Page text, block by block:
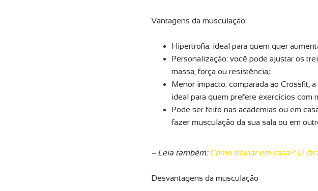
Vantagens da musculação:
Hipertrofia: ideal para quem quer
Personalização: você pode ajustar os
massa, força ou resistência;
Menor impacto: comparada ao Crossfit,
ideal para quem prefere exercícios com
Pode ser feito nas academias ou em
fazer musculação da sua sala ou em
– Leia também: Como treinar em casa? 12
Desvantagens da musculação